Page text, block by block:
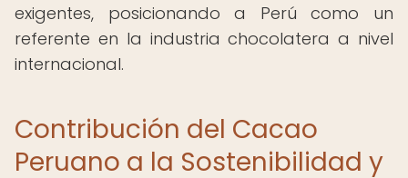
exigentes, posicionando a Perú como un
referente en la industria chocolatera a nivel
internacional.
Contribución del Cacao
Peruano a la Sostenibilidad y